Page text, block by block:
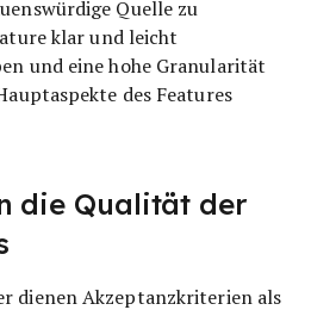
Quelle zu
klar und leicht
und eine hohe Granularität
des Features
die Qualität der
dienen Akzeptanzkriterien als